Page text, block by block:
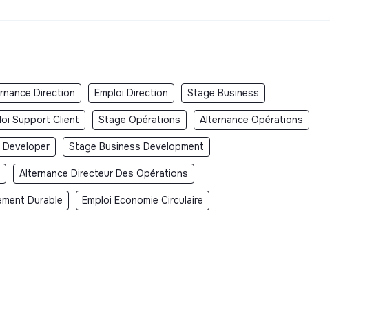
Direction Emploi Direction Stage Business
Support Client Stage Opérations Alternance Opérations
Developer Stage Business Development
Alternance Directeur Des Opérations
Durable Emploi Economie Circulaire